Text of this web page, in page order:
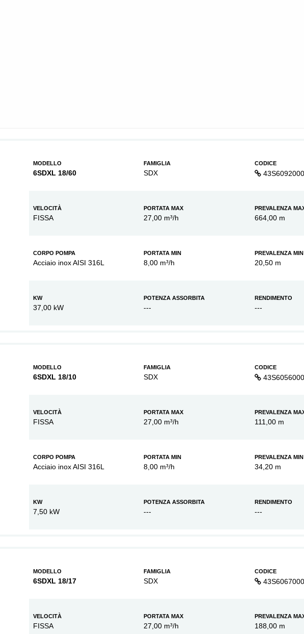
MODELLO
6SDXL 18/60
FAMIGLIA
SDX
CODICE
VELOCITÀ
FISSA
PORTATA MAX
27,00 m³/h
PREVALENZA
664,00 m
CORPO POMPA
Acciaio inox AISI 316L
PORTATA MIN
8,00 m³/h
PREVALENZA MIN
20,50 m
KW
37,00 kW
POTENZA ASSORBITA
---
RENDIMENTO
---
MODELLO
6SDXL 18/10
FAMIGLIA
SDX
CODICE
VELOCITÀ
FISSA
PORTATA MAX
27,00 m³/h
PREVALENZA
111,00 m
CORPO POMPA
Acciaio inox AISI 316L
PORTATA MIN
8,00 m³/h
PREVALENZA MIN
34,20 m
KW
7,50 kW
POTENZA ASSORBITA
---
RENDIMENTO
---
MODELLO
6SDXL 18/17
FAMIGLIA
SDX
CODICE
VELOCITÀ
FISSA
PORTATA MAX
27,00 m³/h
PREVALENZA
188,00 m